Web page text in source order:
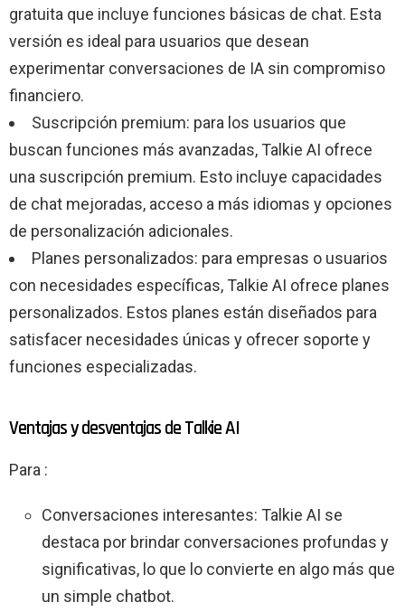
gratuita que incluye funciones básicas de chat. Esta
versión es ideal para usuarios que desean
experimentar conversaciones de IA sin compromiso
financiero.
Suscripción premium: para los usuarios que
buscan funciones más avanzadas, Talkie AI ofrece
una suscripción premium. Esto incluye capacidades
de chat mejoradas, acceso a más idiomas y opciones
de personalización adicionales.
Planes personalizados: para empresas o usuarios
con necesidades específicas, Talkie AI ofrece planes
personalizados. Estos planes están diseñados para
satisfacer necesidades únicas y ofrecer soporte y
funciones especializadas.
Ventajas y desventajas de Talkie AI
Para :
Conversaciones interesantes: Talkie AI se
destaca por brindar conversaciones profundas y
significativas, lo que lo convierte en algo más que
un simple chatbot.